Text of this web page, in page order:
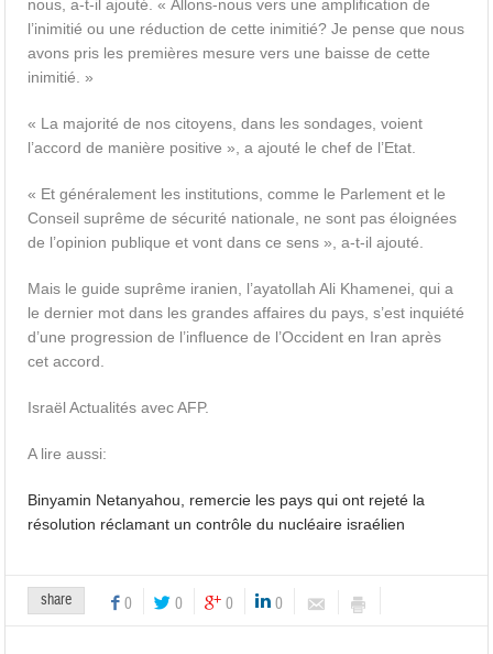
nous, a-t-il ajouté. « Allons-nous vers une amplification de
l’inimitié ou une réduction de cette inimitié? Je pense que nous
avons pris les premières mesure vers une baisse de cette
inimitié. »
« La majorité de nos citoyens, dans les sondages, voient
l’accord de manière positive », a ajouté le chef de l’Etat.
« Et généralement les institutions, comme le Parlement et le
Conseil suprême de sécurité nationale, ne sont pas éloignées
de l’opinion publique et vont dans ce sens », a-t-il ajouté.
Mais le guide suprême iranien, l’ayatollah Ali Khamenei, qui a
le dernier mot dans les grandes affaires du pays, s’est inquiété
d’une progression de l’influence de l’Occident en Iran après
cet accord.
Israël Actualités avec AFP.
A lire aussi:
Binyamin Netanyahou, remercie les pays qui ont rejeté la
résolution réclamant un contrôle du nucléaire israélien
share 0 0 0 0